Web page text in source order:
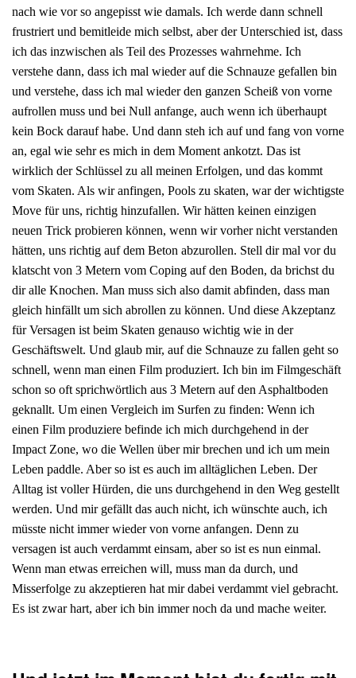
nach wie vor so angepisst wie damals. Ich werde dann schnell
frustriert und bemitleide mich selbst, aber der Unterschied ist, dass
ich das inzwischen als Teil des Prozesses wahrnehme. Ich
verstehe dann, dass ich mal wieder auf die Schnauze gefallen bin
und verstehe, dass ich mal wieder den ganzen Scheiß von vorne
aufrollen muss und bei Null anfange, auch wenn ich überhaupt
kein Bock darauf habe. Und dann steh ich auf und fang von vorne
an, egal wie sehr es mich in dem Moment ankotzt. Das ist
wirklich der Schlüssel zu all meinen Erfolgen, und das kommt
vom Skaten. Als wir anfingen, Pools zu skaten, war der wichtigste
Move für uns, richtig hinzufallen. Wir hätten keinen einzigen
neuen Trick probieren können, wenn wir vorher nicht verstanden
hätten, uns richtig auf dem Beton abzurollen. Stell dir mal vor du
klatscht von 3 Metern vom Coping auf den Boden, da brichst du
dir alle Knochen. Man muss sich also damit abfinden, dass man
gleich hinfällt um sich abrollen zu können. Und diese Akzeptanz
für Versagen ist beim Skaten genauso wichtig wie in der
Geschäftswelt. Und glaub mir, auf die Schnauze zu fallen geht so
schnell, wenn man einen Film produziert. Ich bin im Filmgeschäft
schon so oft sprichwörtlich aus 3 Metern auf den Asphaltboden
geknallt. Um einen Vergleich im Surfen zu finden: Wenn ich
einen Film produziere befinde ich mich durchgehend in der
Impact Zone, wo die Wellen über mir brechen und ich um mein
Leben paddle. Aber so ist es auch im alltäglichen Leben. Der
Alltag ist voller Hürden, die uns durchgehend in den Weg gestellt
werden. Und mir gefällt das auch nicht, ich wünschte auch, ich
müsste nicht immer wieder von vorne anfangen. Denn zu
versagen ist auch verdammt einsam, aber so ist es nun einmal.
Wenn man etwas erreichen will, muss man da durch, und
Misserfolge zu akzeptieren hat mir dabei verdammt viel gebracht.
Es ist zwar hart, aber ich bin immer noch da und mache weiter.